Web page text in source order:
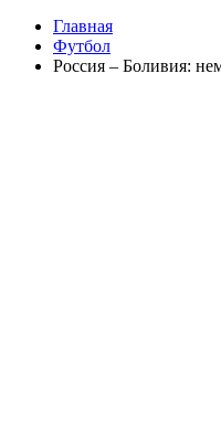
Главная
Футбол
Россия – Боливия: